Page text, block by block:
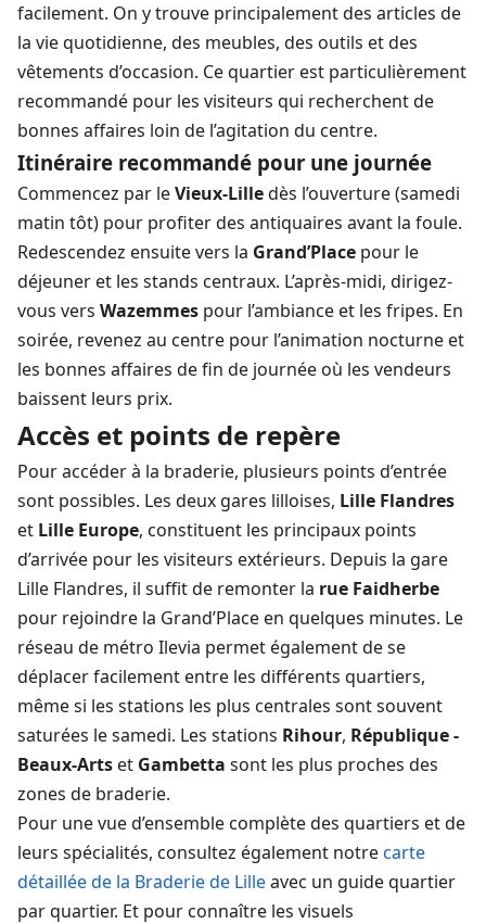
facilement. On y trouve principalement des articles de
la vie quotidienne, des meubles, des outils et des
vêtements d’occasion. Ce quartier est particulièrement
recommandé pour les visiteurs qui recherchent de
bonnes affaires loin de l’agitation du centre.
Itinéraire recommandé pour une journée
Commencez par leVieux-Lilledès l’ouverture (samedi
matin tôt) pour profiter des antiquaires avant la foule.
Redescendez ensuite vers la Grand’Place pour le
déjeuner et les stands centraux. L’après-midi, dirigez-
vous vers Wazemmes pour l’ambiance et les fripes. En
soirée, revenez au centre pour l’animation nocturne et
les bonnes affaires de fin de journée où les vendeurs
baissent leurs prix.
Accès et points de repère
Pour accéder à la braderie, plusieurs points d’entrée
sont possibles. Les deux gares lilloises, Lille Flandres
et Lille Europe, constituent les principaux points
d’arrivée pour les visiteurs extérieurs. Depuis la gare
Lille Flandres, il suffit de remonter la rue Faidherbe
pour rejoindre la Grand’Place en quelques minutes. Le
réseau de métro Ilevia permet également de se
déplacer facilement entre les différents quartiers,
même si les stations les plus centrales sont souvent
saturées le samedi. Les stations Rihour, République -
Beaux-Arts et Gambetta sont les plus proches des
zones de braderie.
Pour une vue d’ensemble complète des quartiers et de
leurs spécialités, consultez également notrecarte
détaillée de la Braderie de Lilleavec un guide quartier
par quartier. Et pour connaître les visuels